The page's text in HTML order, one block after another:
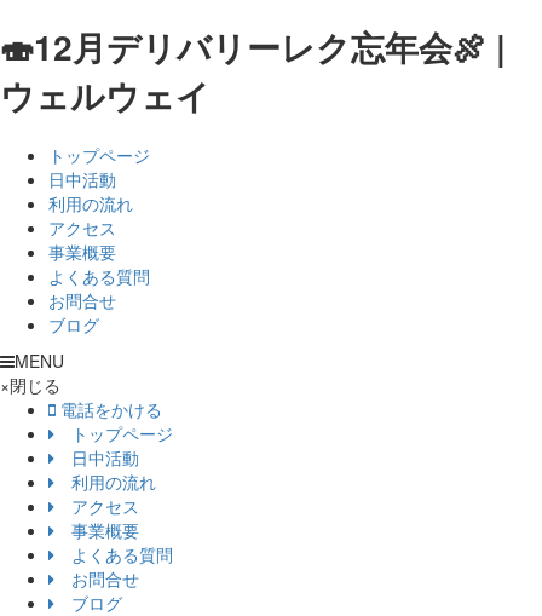
🍣12月デリバリーレク忘年会🍖 |
ウェルウェイ
トップページ
日中活動
利用の流れ
アクセス
事業概要
よくある質問
お問合せ
ブログ
MENU
×閉じる
電話をかける
トップページ
日中活動
利用の流れ
アクセス
事業概要
よくある質問
お問合せ
ブログ